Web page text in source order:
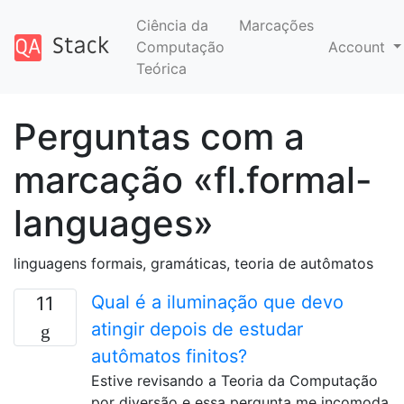
Ciência da
Computação
Teórica
Marcações
Account
Perguntas com a
marcação «fl.formal-
languages»
linguagens formais, gramáticas, teoria de autômatos
11
Qual é a iluminação que devo
atingir depois de estudar
autômatos finitos?
Estive revisando a Teoria da Computação